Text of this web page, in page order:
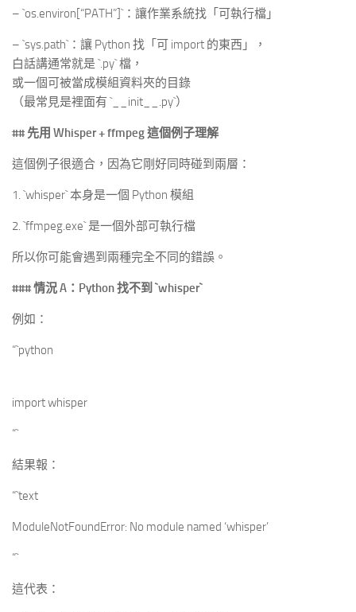
– `os.environ[“PATH”]`：讓作業系統找「可執行檔」
– `sys.path`：讓 Python 找「可 import 的東西」，
白話講通常就是 `.py` 檔，
或一個可被當成模組資料夾的目錄
（最常見是裡面有 `__init__.py`）
## 先用 Whisper + ffmpeg 這個例子理解
這個例子很適合，因為它剛好同時碰到兩層：
1. `whisper` 本身是一個 Python 模組
2. `ffmpeg.exe` 是一個外部可執行檔
所以你可能會遇到兩種完全不同的錯誤。
### 情況 A：Python 找不到 `whisper`
例如：
“`python
import whisper
“`
結果報：
“`text
ModuleNotFoundError: No module named ‘whisper’
“`
這代表：